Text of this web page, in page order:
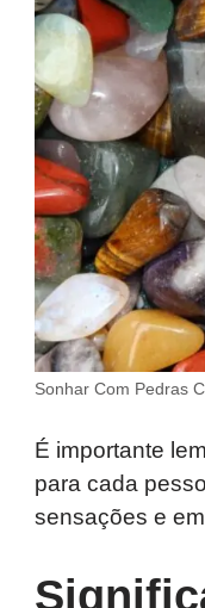
Sonhar Com Pedras
É importante
para cada
sensações e